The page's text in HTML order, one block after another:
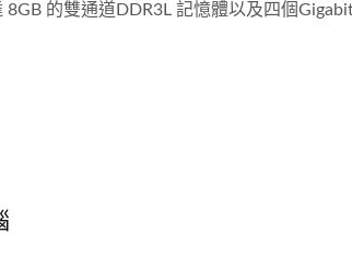
的雙通道DDR3L 記憶體以及四個